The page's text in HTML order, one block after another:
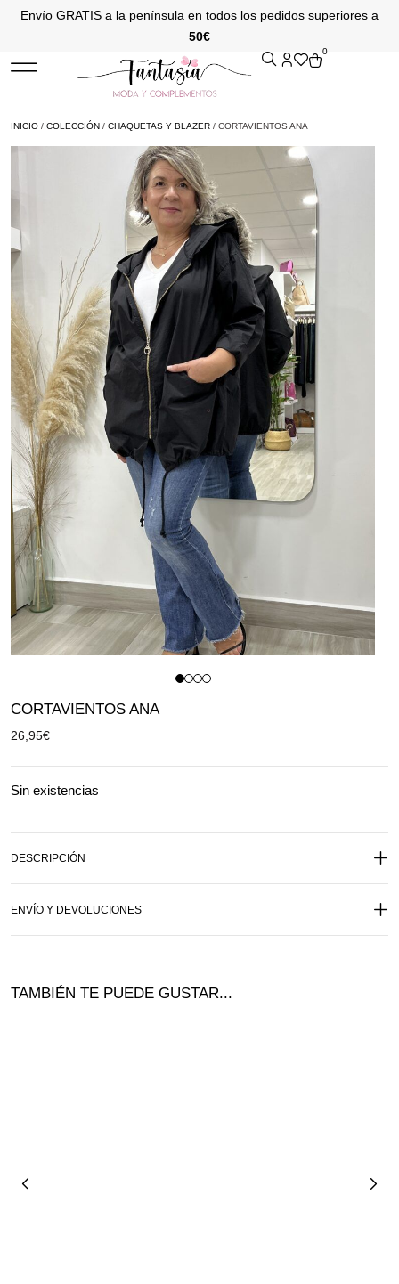
Envío GRATIS a la península en todos los pedidos superiores a
50€
0
INICIO / COLECCIÓN / CHAQUETAS Y BLAZER / CORTAVIENTOS ANA
CORTAVIENTOS ANA
26,95€
Sin existencias
DESCRIPCIÓN
ENVÍO Y DEVOLUCIONES
TAMBIÉN TE PUEDE GUSTAR...